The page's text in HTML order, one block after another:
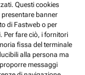
Questi cookies
banner
di Fastweb o per
Per fare ciò, i fornitori
fissa del terminale
alla persona ma
messaggi